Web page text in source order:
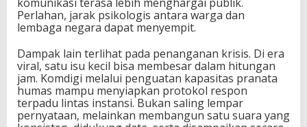
Perlahan, jarak psikologis antara warga dan
lembaga negara dapat menyempit.
Dampak lain terlihat pada penanganan krisis. Di era
viral, satu isu kecil bisa membesar dalam hitungan
jam. Komdigi melalui penguatan kapasitas pranata
humas mampu menyiapkan protokol respon
terpadu lintas instansi. Bukan saling lempar
pernyataan, melainkan membangun satu suara yang